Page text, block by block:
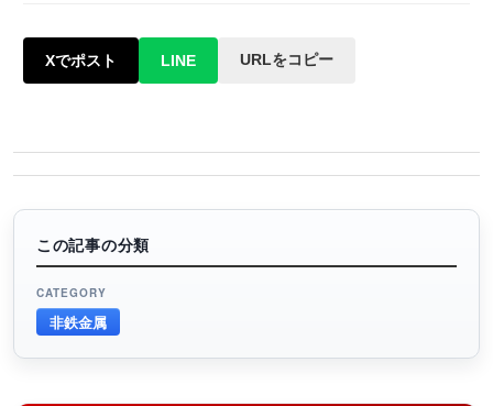
Xでポスト LINE URLをコピー
この記事の分類
CATEGORY
非鉄金属